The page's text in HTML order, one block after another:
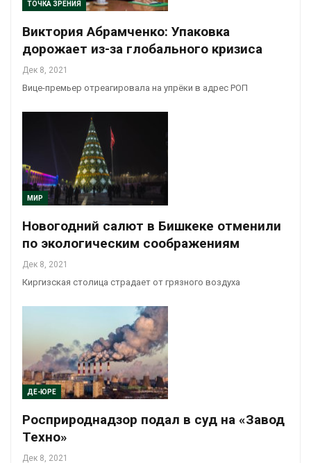
ТОЧКА ЗРЕНИЯ
Виктория Абрамченко: Упаковка
дорожает из-за глобального кризиса
Дек 8, 2021
Вице-премьер отреагировала на упрёки в адрес РОП
МИР
Новогодний салют в Бишкеке отменили
по экологическим соображениям
Дек 8, 2021
Киргизская столица страдает от грязного воздуха
ДЕ-ЮРЕ
Росприроднадзор подал в суд на «Завод
Техно»
Дек 8, 2021